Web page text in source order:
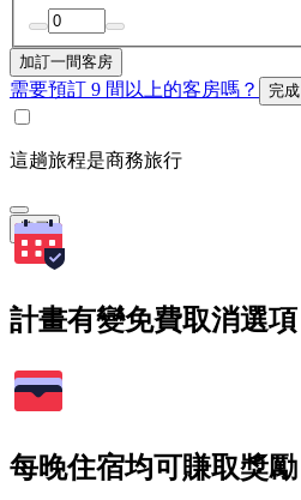
加訂一間客房
需要預訂 9 間以上的客房嗎？ 完成
這趟旅程是商務旅行
搜尋
計畫有變免費取消選項
每晚住宿均可賺取獎勵